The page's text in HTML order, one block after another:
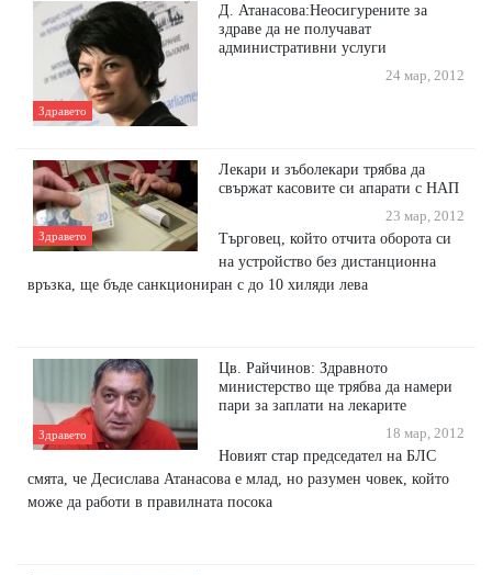
Здравето
Д. Атанасова:Неосигурените за
здраве да не получават
административни услуги
24 мар, 2012
Здравето
Лекари и зъболекари трябва да
свържат касовите си апарати с НАП
23 мар, 2012
Търговец, който отчита оборота си
на устройство без дистанционна
връзка, ще бъде санкциониран с до 10 хиляди лева
Здравето
Цв. Райчинов: Здравното
министерство ще трябва да намери
пари за заплати на лекарите
18 мар, 2012
Новият стар председател на БЛС
смята, че Десислава Атанасова е млад, но разумен човек, който
може да работи в правилната посока